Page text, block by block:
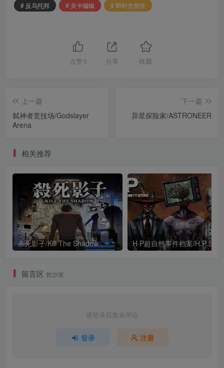
# 反乌托邦
# 关卡编辑 # 即时含暂停
点赞 0 分享 收藏
上一篇
弑神者竞技场/Godslayer
Arena
下一篇
异星探险家/ASTRONEER
相关推荐
杀死影子/Kill The Shadow
留言区 抢沙发
请登录后发表评论
登录 注册